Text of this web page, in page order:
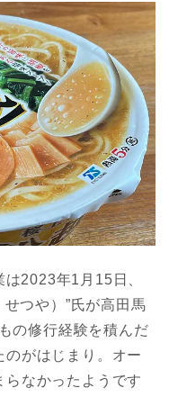
は2023年1月15日、
つや）”氏が高田馬
の修行経験を積んだ
がはじまり。オー
なかったようです